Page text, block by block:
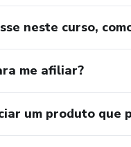
neste curso,
me afiliar?
um produto que